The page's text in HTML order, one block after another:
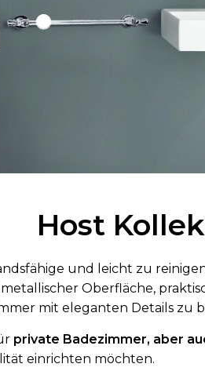
Host
und leicht zu
Oberfläche,
mit eleganten Details
private Badezimmer, aber
einrichten möchten.